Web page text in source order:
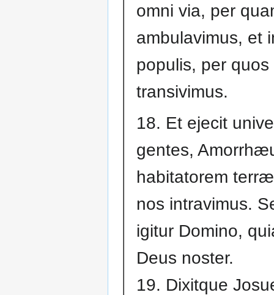
omni via, per
ambulavimus, et
populis, per quos
transivimus.
18. Et ejecit
gentes,
habitatorem
nos intravimus.
igitur Domino,
Deus noster.
19. Dixitque